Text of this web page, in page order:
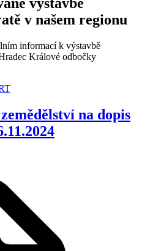
výstavbě
v našem regionu
informací k výstavbě
Králové odbočky
na dopis